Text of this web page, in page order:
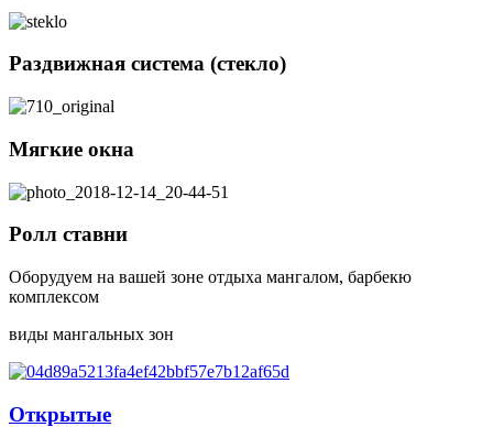
Раздвижная система (стекло)
Мягкие окна
Ролл ставни
Оборудуем на вашей зоне отдыха мангалом, барбекю
комплексом
виды мангальных зон
Открытые